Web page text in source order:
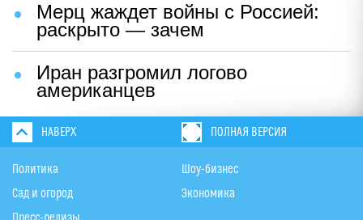
Мерц жаждет войны с Россией:
раскрыто — зачем
Иран разгромил логово
американцев
НАВЕРХ ПОЛНАЯ ВЕРСИЯ
Политика
Сад и огород
Шоу-бизнес
Экономика